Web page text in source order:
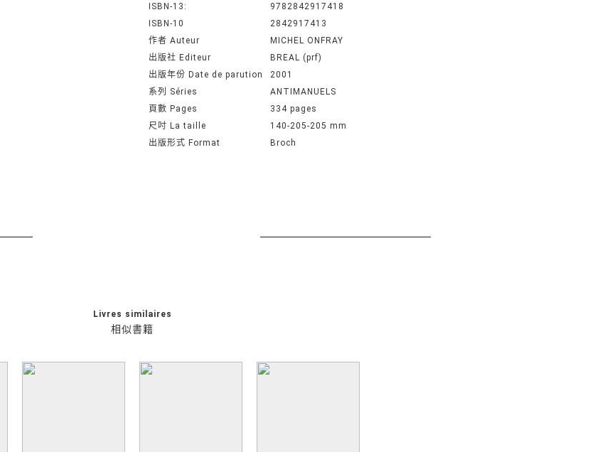
ISBN-13:
9782842917418
ISBN-10
2842917413
作者 Auteur
MICHEL ONFRAY
出版社 Editeur
BREAL (prf)
出版年份 Date de parution
2001
系列 Séries
ANTIMANUELS
頁數 Pages
334 pages
尺吋 La taille
140-205-205 mm
出版形式 Format
Broch
相似書籍
Livres similaires